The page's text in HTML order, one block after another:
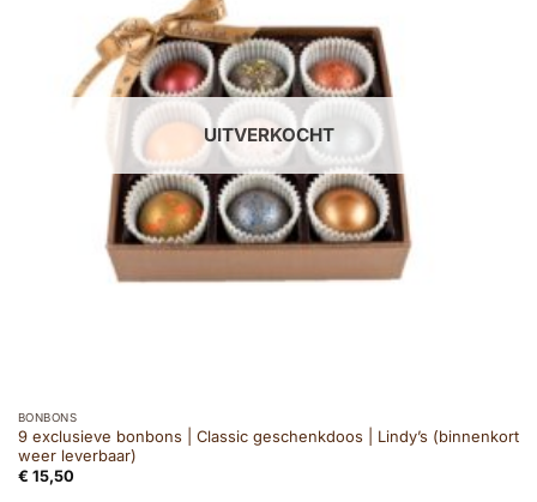
UITVERKOCHT
BONBONS
9 exclusieve bonbons | Classic geschenkdoos | Lindy’s (binnenkort
weer leverbaar)
€ 15,50